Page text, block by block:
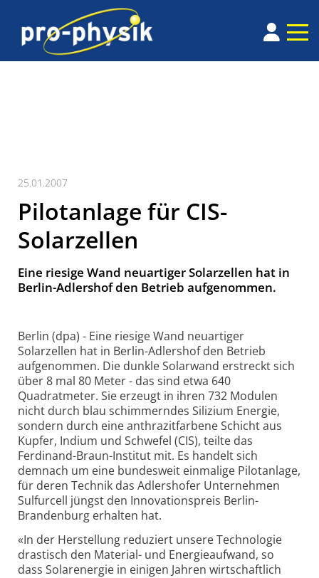
25.01.2007
Pilotanlage für CIS-
Solarzellen
Eine riesige Wand neuartiger Solarzellen hat in
Berlin-Adlershof den Betrieb aufgenommen.
Berlin (dpa) - Eine riesige Wand neuartiger
Solarzellen hat in Berlin-Adlershof den Betrieb
aufgenommen. Die dunkle Solarwand erstreckt sich
über 8 mal 80 Meter - das sind etwa 640
Quadratmeter. Sie erzeugt in ihren 732 Modulen
nicht durch blau schimmerndes Silizium Energie,
sondern durch eine anthrazitfarbene Schicht aus
Kupfer, Indium und Schwefel (CIS), teilte das
Ferdinand-Braun-Institut mit. Es handelt sich
demnach um eine bundesweit einmalige Pilotanlage,
für deren Technik das Adlershofer Unternehmen
Sulfurcell jüngst den Innovationspreis Berlin-
Brandenburg erhalten hat.
«In der Herstellung reduziert unsere Technologie
drastisch den Material- und Energieaufwand, so
dass Solarenergie in einigen Jahren wirtschaftlich